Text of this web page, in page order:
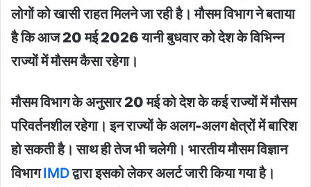
लोगों को खासी राहत मिलने जा रही है। मौसम विभाग ने बताया
है कि आज 20 मई 2026 यानी बुधवार को देश के विभिन्न
राज्यों में मौसम कैसा रहेगा।
मौसम विभाग के अनुसार 20 मई को देश के कई राज्यों में मौसम
परिवर्तनशील रहेगा। इन राज्यों के अलग-अलग क्षेत्रों में बारिश
हो सकती है। साथ ही तेज भी चलेगी। भारतीय मौसम विज्ञान
विभागIMDद्वारा इसको लेकर अलर्ट जारी किया गया है।